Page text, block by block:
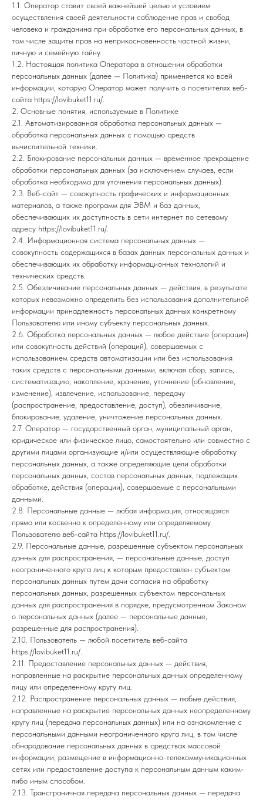
1.1. Оператор ставит своей важнейшей целью и условием
осуществления своей деятельности соблюдение прав и свобод
человека и гражданина при обработке его персональных данных, в
том числе защиты прав на неприкосновенность частной жизни,
личную и семейную тайну.
1.2. Настоящая политика Оператора в отношении обработки
персональных данных (далее — Политика) применяется ко всей
информации, которую Оператор может получить о посетителях веб-
сайта https://lovibuket11.ru/.
2. Основные понятия, используемые в Политике
2.1. Автоматизированная обработка персональных данных —
обработка персональных данных с помощью средств
вычислительной техники.
2.2. Блокирование персональных данных — временное прекращение
обработки персональных данных (за исключением случаев, если
обработка необходима для уточнения персональных данных).
2.3. Веб-сайт — совокупность графических и информационных
материалов, а также программ для ЭВМ и баз данных,
обеспечивающих их доступность в сети интернет по сетевому
адресу https://lovibuket11.ru/.
2.4. Информационная система персональных данных —
совокупность содержащихся в базах данных персональных данных и
обеспечивающих их обработку информационных технологий и
технических средств.
2.5. Обезличивание персональных данных — действия, в результате
которых невозможно определить без использования дополнительной
информации принадлежность персональных данных конкретному
Пользователю или иному субъекту персональных данных.
2.6. Обработка персональных данных — любое действие (операция)
или совокупность действий (операций), совершаемых с
использованием средств автоматизации или без использования
таких средств с персональными данными, включая сбор, запись,
систематизацию, накопление, хранение, уточнение (обновление,
изменение), извлечение, использование, передачу
(распространение, предоставление, доступ), обезличивание,
блокирование, удаление, уничтожение персональных данных.
2.7. Оператор — государственный орган, муниципальный орган,
юридическое или физическое лицо, самостоятельно или совместно с
другими лицами организующие и/или осуществляющие обработку
персональных данных, а также определяющие цели обработки
персональных данных, состав персональных данных, подлежащих
обработке, действия (операции), совершаемые с персональными
данными.
2.8. Персональные данные — любая информация, относящаяся
прямо или косвенно к определенному или определяемому
Пользователю веб-сайта https://lovibuket11.ru/.
2.9. Персональные данные, разрешенные субъектом персональных
данных для распространения, — персональные данные, доступ
неограниченного круга лиц к которым предоставлен субъектом
персональных данных путем дачи согласия на обработку
персональных данных, разрешенных субъектом персональных
данных для распространения в порядке, предусмотренном Законом
о персональных данных (далее — персональные данные,
разрешенные для распространения).
2.10. Пользователь — любой посетитель веб-сайта
https://lovibuket11.ru/.
2.11. Предоставление персональных данных — действия,
направленные на раскрытие персональных данных определенному
лицу или определенному кругу лиц.
2.12. Распространение персональных данных — любые действия,
направленные на раскрытие персональных данных неопределенному
кругу лиц (передача персональных данных) или на ознакомление с
персональными данными неограниченного круга лиц, в том числе
обнародование персональных данных в средствах массовой
информации, размещение в информационно-телекоммуникационных
сетях или предоставление доступа к персональным данным каким-
либо иным способом.
2.13. Трансграничная передача персональных данных — передача